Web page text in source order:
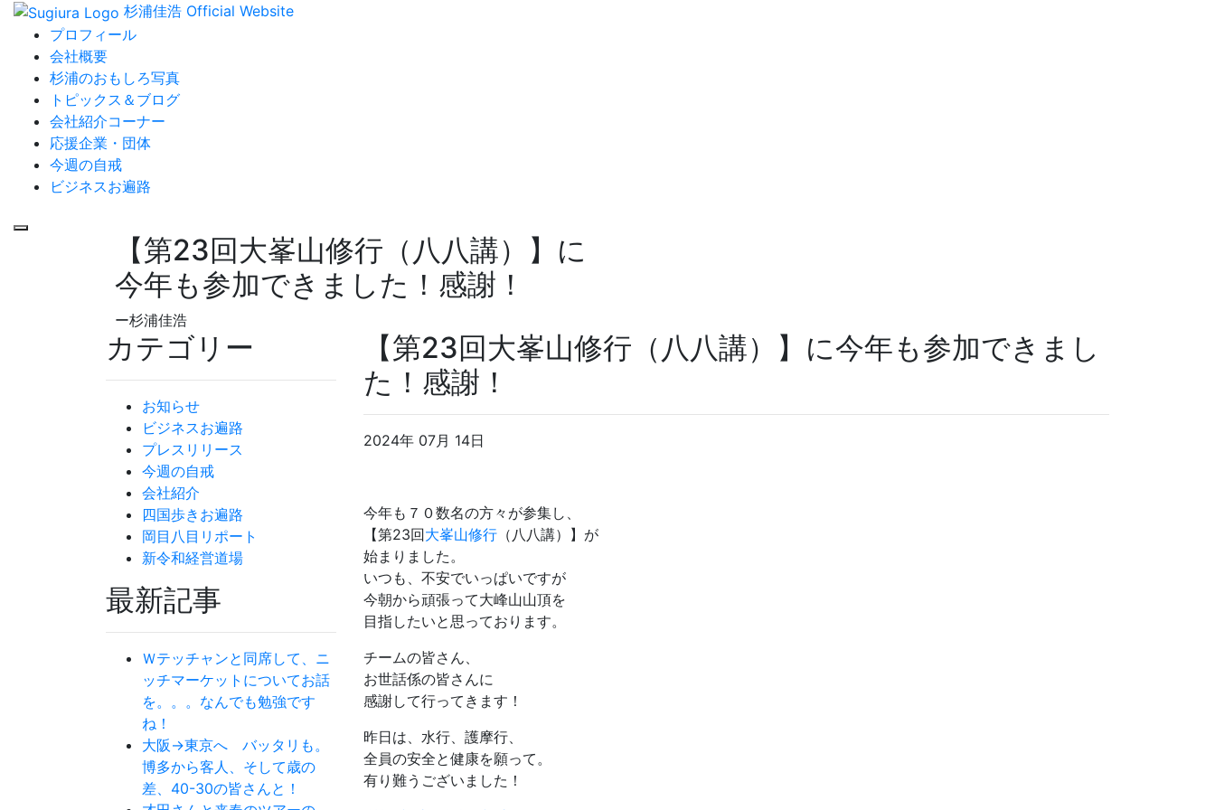
杉浦佳浩 Official Website
プロフィール
会社概要
杉浦のおもしろ写真
トピックス＆ブログ
会社紹介コーナー
応援企業・団体
今週の自戒
ビジネスお遍路
【第23回大峯山修行（八八講）】に
今年も参加できました！感謝！
ー杉浦佳浩
【第23回大峯山修行（八八講）】に今年も参加できまし
た！感謝！
2024年 07月 14日
今年も７０数名の方々が参集し、
【第23回大峯山修行 （八八講）】が
始まりました。
いつも、不安でいっぱいですが
今朝から頑張って大峰山山頂を
目指したいと思っております。
チームの皆さん、
お世話係の皆さんに
感謝して行ってきます！
昨日は、水行、護摩行、
全員の安全と健康を願って。
有り難うございました！
カテゴリー
お知らせ
ビジネスお遍路
プレスリリース
今週の自戒
会社紹介
四国歩きお遍路
岡目八目リポート
新令和経営道場
最新記事
Ｗテッチャンと同席して、ニ
ッチマーケットについてお話
を。。。なんでも勉強です
ね！
大阪→東京へ バッタリも。
博多から客人、そして歳の
差、40-30の皆さんと！